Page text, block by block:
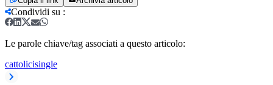
Condividi su :
Le parole chiave/tag associati a questo articolo:
cattolicisingle